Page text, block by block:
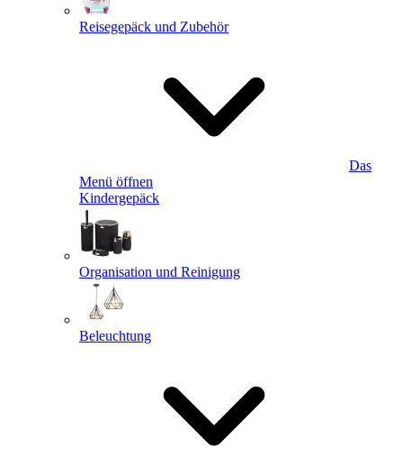
Reisegepäck und Zubehör
Das
Menü öffnen
Kindergepäck
Organisation und Reinigung
Beleuchtung